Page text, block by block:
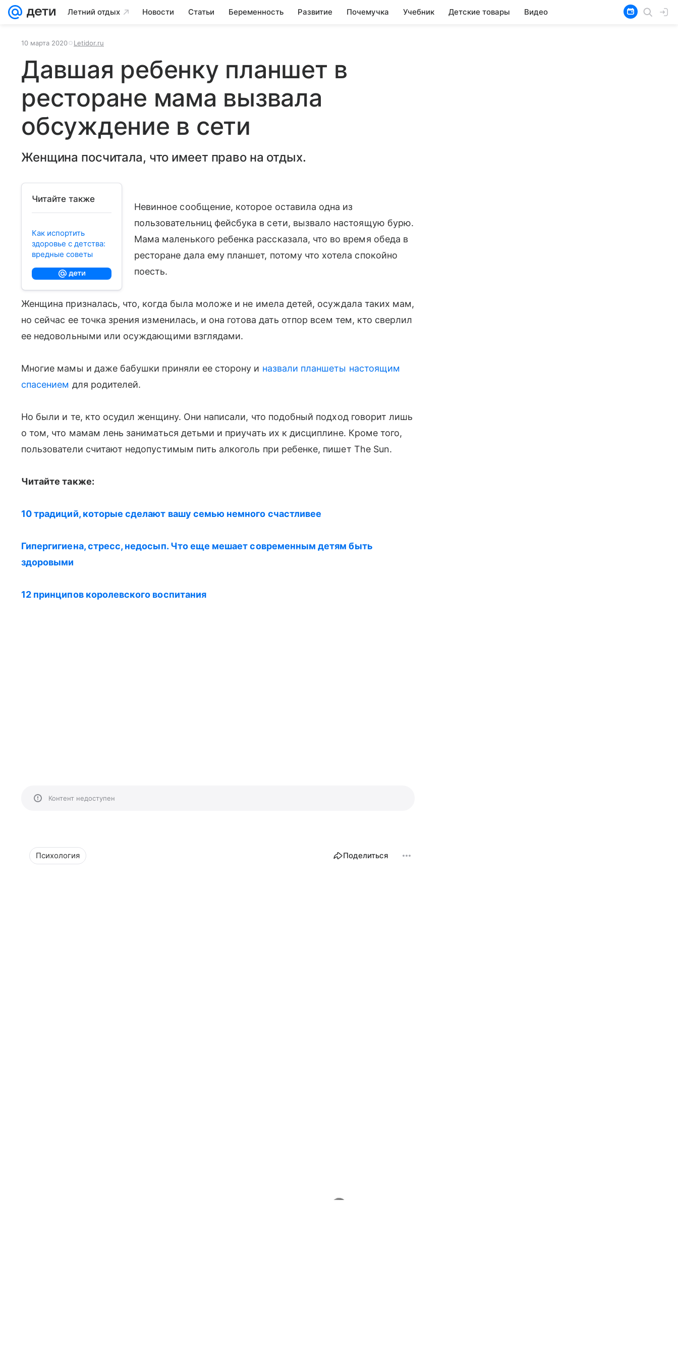
Летний отдых Новости Статьи Беременность Развитие Почемучка Учебник Детские товары Видео
10 марта 2020 Letidor.ru
Давшая ребенку планшет в
ресторане мама вызвала
обсуждение в сети
Женщина посчитала, что имеет право на отдых.
Читайте также
Как испортить
здоровье с детства:
вредные советы
Невинное сообщение, которое оставила одна из
пользовательниц фейсбука в сети, вызвало настоящую бурю.
Мама маленького ребенка рассказала, что во время обеда в
ресторане дала ему планшет, потому что хотела спокойно
поесть.
Женщина призналась, что, когда была моложе и не имела детей, осуждала таких мам,
но сейчас ее точка зрения изменилась, и она готова дать отпор всем тем, кто сверлил
ее недовольными или осуждающими взглядами.
Многие мамы и даже бабушки приняли ее сторону и назвали планшеты настоящим
спасением для родителей.
Но были и те, кто осудил женщину. Они написали, что подобный подход говорит лишь
о том, что мамам лень заниматься детьми и приучать их к дисциплине. Кроме того,
пользователи считают недопустимым пить алкоголь при ребенке, пишет The Sun.
Читайте также:
10 традиций, которые сделают вашу семью немного счастливее
Гипергигиена, стресс, недосып. Что еще мешает современным детям быть
здоровыми
12 принципов королевского воспитания
Контент недоступен
Психология Поделиться